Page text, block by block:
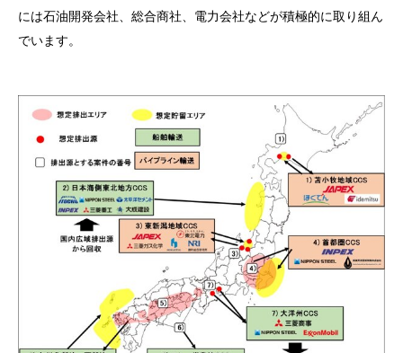
には石油開発会社、総合商社、電力会社などが積極的に取り組ん
でいます。